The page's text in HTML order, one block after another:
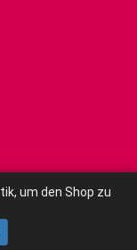
um den Shop zu